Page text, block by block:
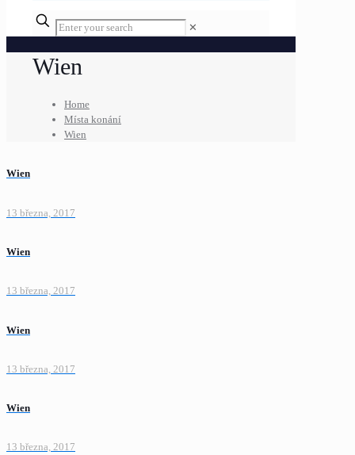
✕
Wien
Home
Místa konání
Wien
Wien
13 března, 2017
Wien
13 března, 2017
Wien
13 března, 2017
Wien
13 března, 2017